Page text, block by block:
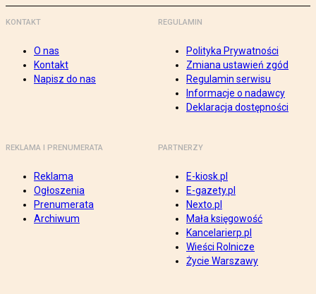
KONTAKT
O nas
Kontakt
Napisz do nas
REGULAMIN
Polityka Prywatności
Zmiana ustawień zgód
Regulamin serwisu
Informacje o nadawcy
Deklaracja dostępności
REKLAMA I PRENUMERATA
Reklama
Ogłoszenia
Prenumerata
Archiwum
PARTNERZY
E-kiosk.pl
E-gazety.pl
Nexto.pl
Mała księgowość
Kancelarierp.pl
Wieści Rolnicze
Życie Warszawy